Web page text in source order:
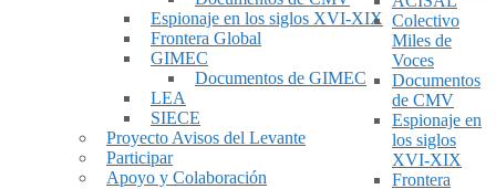
Espionaje en los siglos XVI-XIX
Frontera Global
GIMEC
Documentos de GIMEC
LEA
SIECE
Proyecto Avisos del Levante
Participar
Apoyo y Colaboración
Colectivo
Miles de
Voces
Documentos
de CMV
Espionaje en
los siglos
XVI-XIX
Frontera